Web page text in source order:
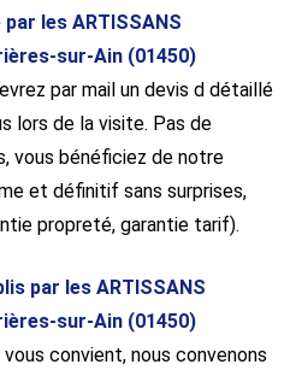
les ARTISSANS
sur-Ain (01450)
par mail un devis d détaillé
lors de la visite. Pas de
vous bénéficiez de notre
et définitif sans surprises,
propreté, garantie tarif).
par les ARTISSANS
sur-Ain (01450)
convient, nous convenons